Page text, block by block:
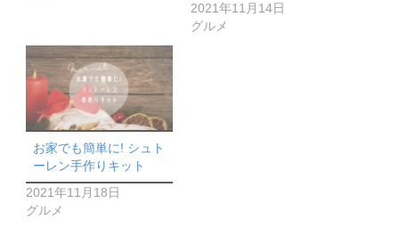
2021年11月14日
グルメ
お家でも簡単に! シュト
ーレン手作りキット
2021年11月18日
グルメ